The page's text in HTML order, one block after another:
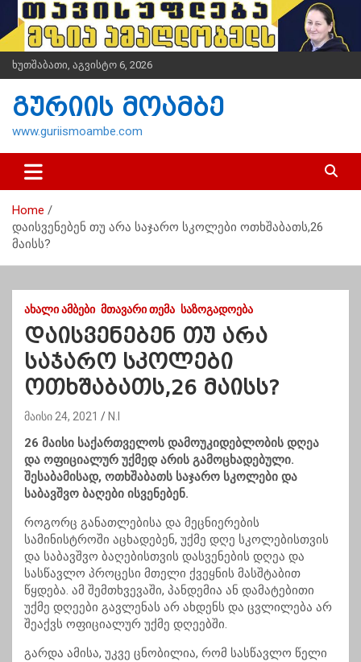
i
t
n
ხუთშაბათი, აგვისტო 6, 2026
გურიის მოამბე
www.guriismoambe.com
Home
დაისვენებენ თუ არა საჯარო სკოლები ოთხშაბათს,26
მაისს?
ᲐᲮᲐᲚᲘ ᲐᲛᲑᲔᲑᲘ ᲛᲗᲐᲕᲐᲠᲘ ᲗᲔᲛᲐ ᲡᲐᲖᲝᲒᲐᲓᲝᲔᲑᲐ
დაისვენებენ თუ არა
საჯარო სკოლები
ოთხშაბათს,26 მაისს?
მაისი 24, 2021 N.I
26 მაისი საქართველოს დამოუკიდებლობის დღეა
და ოფიციალურ უქმედ არის გამოცხადებული.
შესაბამისად, ოთხშაბათს საჯარო სკოლები და
საბავშვო ბაღები ისვენებენ.
როგორც განათლებისა და მეცნიერების
სამინისტროში აცხადებენ, უქმე დღე სკოლებისთვის
და საბავშვო ბაღებისთვის დასვენების დღეა და
სასწავლო პროცესი მთელი ქვეყნის მასშტაბით
წყდება. ამ შემთხვევაში, პანდემია ან დამატებითი
უქმე დღეები გავლენას არ ახდენს და ცვლილება არ
შეაქვს ოფიციალურ უქმე დღეებში.
გარდა ამისა, უკვე ცნობილია, რომ სასწავლო წელი